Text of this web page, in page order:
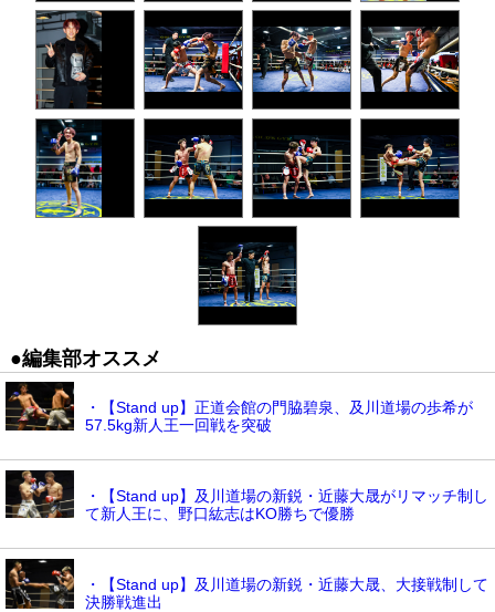
●編集部オススメ
・【Stand up】正道会館の門脇碧泉、及川道場の歩希が
57.5kg新人王一回戦を突破
・【Stand up】及川道場の新鋭・近藤大晟がリマッチ制し
て新人王に、野口紘志はKO勝ちで優勝
・【Stand up】及川道場の新鋭・近藤大晟、大接戦制して
決勝戦進出